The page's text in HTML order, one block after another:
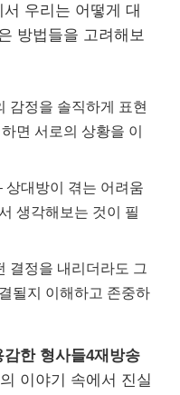
우리는 어떻게 대
방법들을 고려해보
감정을 솔직하게 표현
면 서로의 상황을 이
상대방이 겪는 어려움
생각해보는 것이 필
결정을 내리더라도 그
될지 이해하고 존중하
감한 형사들4재방송
이야기 속에서 진실